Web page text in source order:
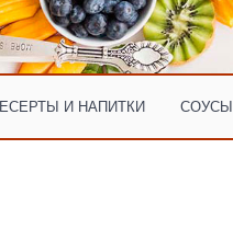
И НАПИТКИ СОУСЫ